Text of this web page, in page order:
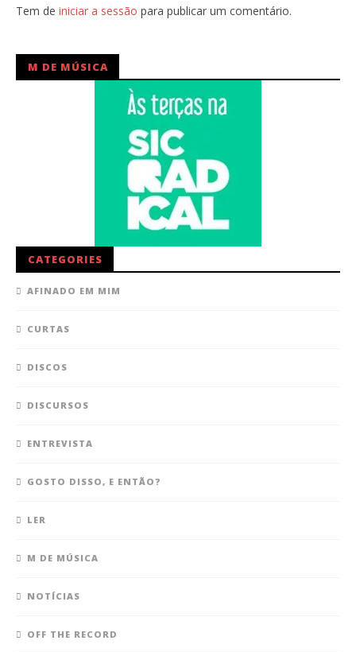
Tem de iniciar a sessão para publicar um comentário.
M DE MÚSICA
CATEGORIES
AFINADO EM MIM
CURTAS
DISCOS
DISCURSOS
ENTREVISTA
GOSTO DISSO, E ENTÃO?
LER
M DE MÚSICA
NOTÍCIAS
OFF THE RECORD